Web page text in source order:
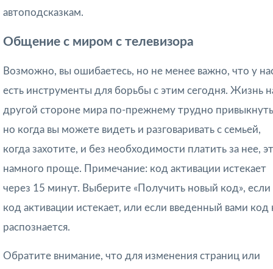
автоподсказкам.
Общение с миром с телевизора
Возможно, вы ошибаетесь, но не менее важно, что у
есть инструменты для борьбы с этим сегодня. Жизнь
другой стороне мира по-прежнему трудно
но когда вы можете видеть и разговаривать с семьей,
когда захотите, и без необходимости платить за нее,
намного проще. Примечание: код активации истекает
через 15 минут. Выберите «Получить новый код», если
код активации истекает, или если введенный вами код
распознается.
Обратите внимание, что для изменения страниц или